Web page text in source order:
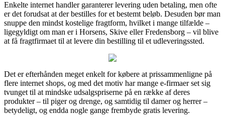
Enkelte internet handler garanterer levering uden betaling, men ofte
er det forudsat at der bestilles for et bestemt beløb. Desuden bør man
snuppe den mindst kostelige fragtform, hvilket i mange tilfælde –
ligegyldigt om man er i Horsens, Skive eller Fredensborg – vil blive
at få fragtfirmaet til at levere din bestilling til et udleveringssted.
Det er efterhånden meget enkelt for købere at prissammenligne på
flere internet shops, og med det motiv har mange e-firmaer set sig
tvunget til at mindske udsalgspriserne på en række af deres
produkter – til piger og drenge, og samtidig til damer og herrer –
betydeligt, og endda nogle gange frembyde gratis levering.